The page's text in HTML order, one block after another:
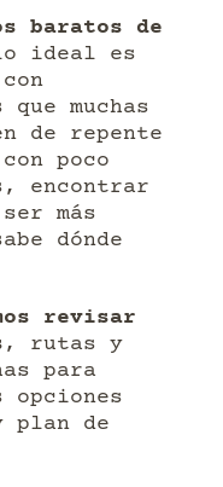
baratos de
ideal es
muchas
de repente
poco
encontrar
más
dónde
revisar
, rutas y
para
opciones
plan de